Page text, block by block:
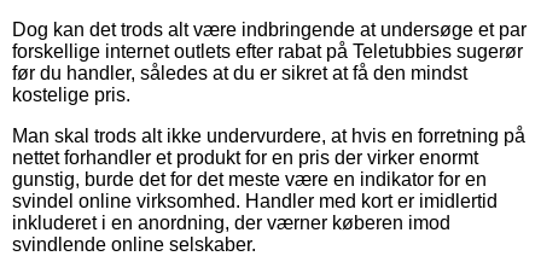
Dog kan det trods alt være indbringende at undersøge et par
forskellige internet outlets efter rabat på Teletubbies sugerør
før du handler, således at du er sikret at få den mindst
kostelige pris.
Man skal trods alt ikke undervurdere, at hvis en forretning på
nettet forhandler et produkt for en pris der virker enormt
gunstig, burde det for det meste være en indikator for en
svindel online virksomhed. Handler med kort er imidlertid
inkluderet i en anordning, der værner køberen imod
svindlende online selskaber.